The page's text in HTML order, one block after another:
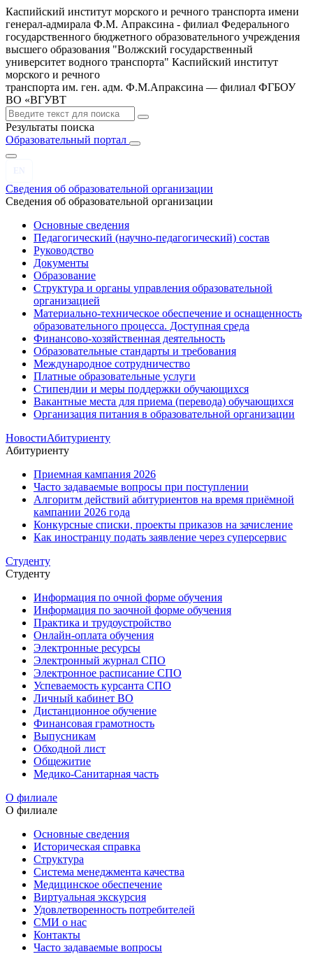
Каспийский институт морского и речного транспорта имени
генерал-адмирала Ф.М. Апраксина - филиал Федерального
государственного бюджетного образовательного учреждения
высшего образования "Волжский государственный
университет водного транспорта" Каспийский институт
морского и речного
транспорта им. ген. адм. Ф.М.Апраксина — филиал ФГБОУ
ВО «ВГУВТ
Результаты поиска
Образовательный портал
Сведения об образовательной организации
Сведения об образовательной организации
Основные сведения
Педагогический (научно-педагогический) состав
Руководство
Документы
Образование
Структура и органы управления образовательной
организацией
Материально-техническое обеспечение и оснащенность
образовательного процесса. Доступная среда
Финансово-хозяйственная деятельность
Образовательные стандарты и требования
Международное сотрудничество
Платные образовательные услуги
Стипендии и меры поддержки обучающихся
Вакантные места для приема (перевода) обучающихся
Организация питания в образовательной организации
НовостиАбитуриенту
Абитуриенту
Приемная кампания 2026
Часто задаваемые вопросы при поступлении
Алгоритм действий абитуриентов на время приёмной
кампании 2026 года
Конкурсные списки, проекты приказов на зачисление
Как иностранцу подать заявление через суперсервис
Студенту
Студенту
Информация по очной форме обучения
Информация по заочной форме обучения
Практика и трудоустройство
Онлайн-оплата обучения
Электронные ресурсы
Электронный журнал СПО
Электронное расписание СПО
Успеваемость курсанта СПО
Личный кабинет ВО
Дистанционное обучение
Финансовая грамотность
Выпусникам
Обходной лист
Общежитие
Медико-Санитарная часть
О филиале
О филиале
Основные сведения
Историческая справка
Структура
Система менеджмента качества
Медицинское обеспечение
Виртуальная экскурсия
Удовлетворенность потребителей
СМИ о нас
Контакты
Часто задаваемые вопросы